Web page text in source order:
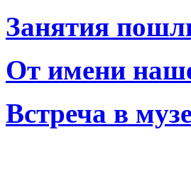
Занятия
От имени
Встреча в